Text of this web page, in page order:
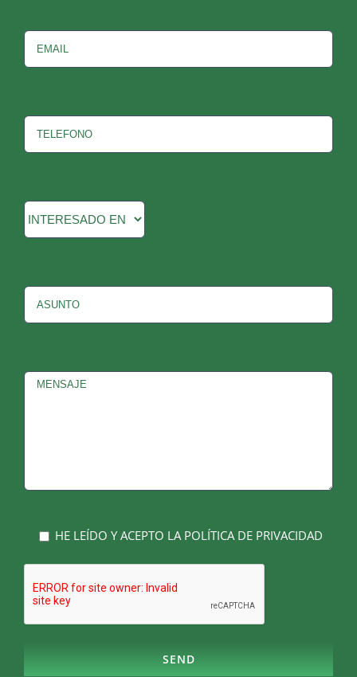
HE LEÍDO Y ACEPTO LA POLÍTICA DE PRIVACIDAD